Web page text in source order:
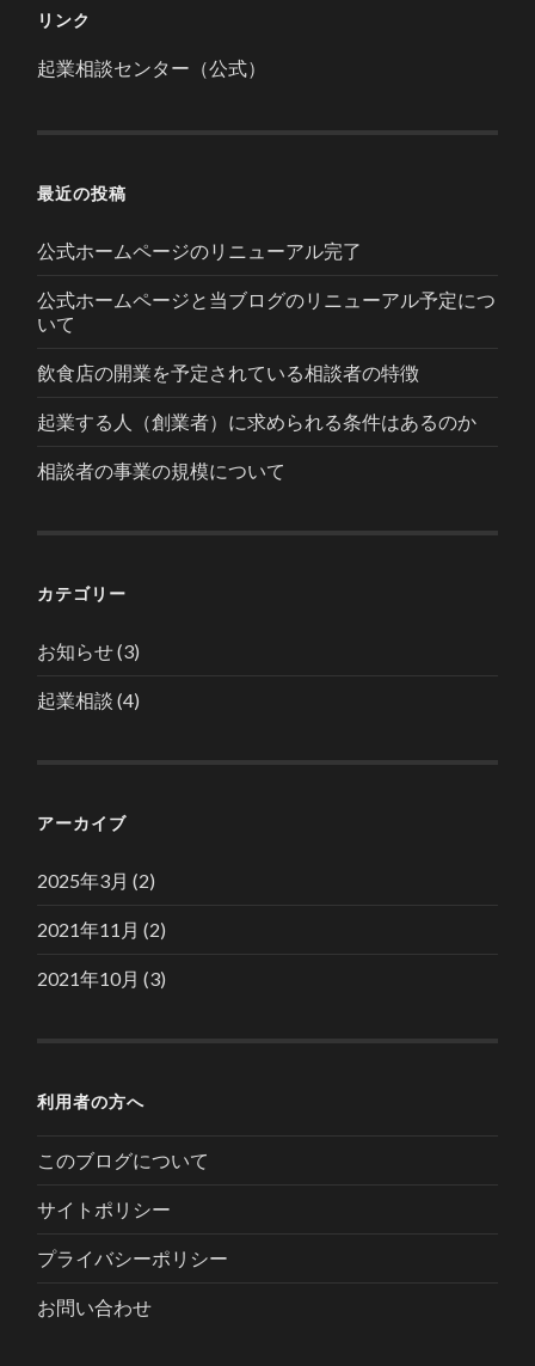
リンク
起業相談センター（公式）
最近の投稿
公式ホームページのリニューアル完了
公式ホームページと当ブログのリニューアル予定につ
いて
飲食店の開業を予定されている相談者の特徴
起業する人（創業者）に求められる条件はあるのか
相談者の事業の規模について
カテゴリー
お知らせ(3)
起業相談 (4)
アーカイブ
2025年3月 (2)
2021年11月 (2)
2021年10月 (3)
利用者の方へ
このブログについて
サイトポリシー
プライバシーポリシー
お問い合わせ